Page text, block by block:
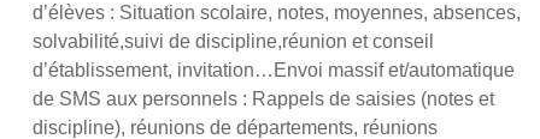
d’élèves : Situation scolaire, notes, moyennes, absences,
solvabilité,suivi de discipline,réunion et conseil
d’établissement, invitation…Envoi massif et/automatique
de SMS aux personnels : Rappels de saisies (notes et
discipline), réunions de départements, réunions